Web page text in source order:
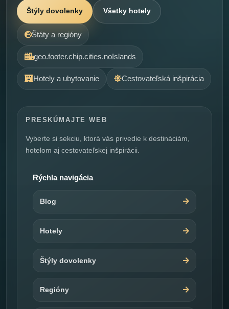
Štýly dovolenky Všetky hotely
Štáty a regióny
geo.footer.chip.cities.noIslands
Hotely a ubytovanie Cestovateľská inšpirácia
PRESKÚMAJTE WEB
Vyberte si sekciu, ktorá vás privedie k destináciám,
hotelom aj cestovateľskej inšpirácii.
Rýchla navigácia
Blog
Hotely
Štýly dovolenky
Regióny